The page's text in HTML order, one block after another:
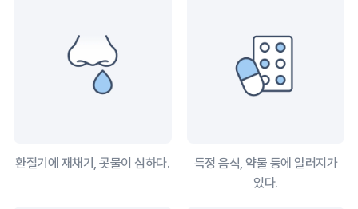
환절기에 재채기, 콧물이 심하다.
특정 음식, 약물 등에 알러지가
있다.